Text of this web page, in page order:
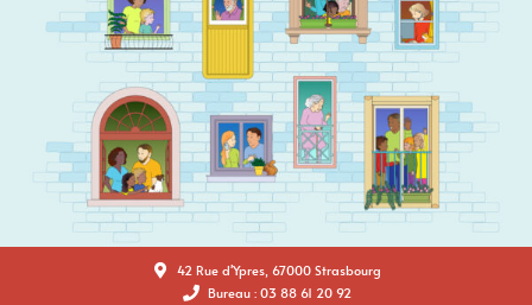
42 Rue d'Ypres, 67000 Strasbourg
Bureau : 03 88 61 20 92